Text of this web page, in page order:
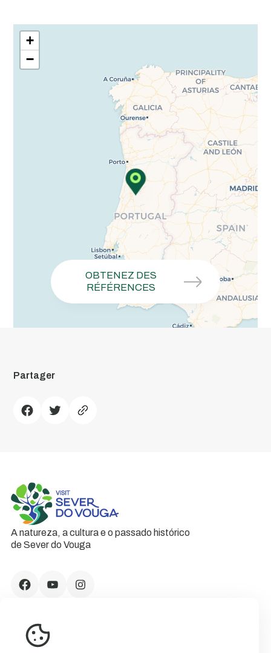
+
−
OBTENEZ DES
RÉFÉRENCES
Partager
A natureza, a cultura e o passado histórico
de Sever do Vouga